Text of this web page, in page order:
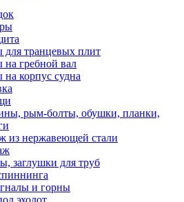
транцевых плит
гребной вал
корпус судна
рым-болты, обушки, планки,
из нержавеющей стали
заглушки для труб
и горны
эхолот